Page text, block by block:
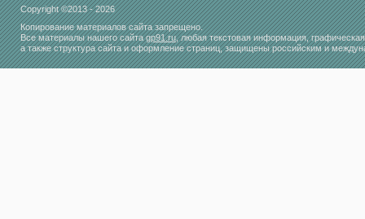
Copyright ©2013 - 2026
Копирование материалов сайта запрещено.
Все материалы нашего сайтаgp91.ru, любая текстовая информация,
а также структура сайта и оформление страниц, защищены российским и